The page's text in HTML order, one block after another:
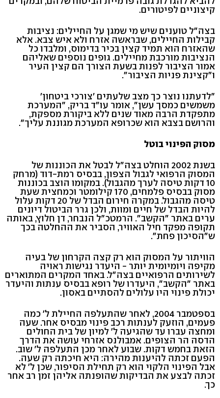
קיצוניים לפיטורים.
בצה"ל טוענים שיש מי שמגן על החיילים: נציבות
קבילות החיילים, שבראשה אזרח ולא איש צבא. אלא
שהאזרח הוא תמיד קצין בכיר בדימוס, ומלבדו כל
הנציבות מורכבת מחיילים. גופים נוספים שאליהם
אמור הציבור לפנות בשעת הצורך הם קצין העיר
ו"קצינת פניות הציבור".
"לדעתנו נוצר כך מצב שלעתים 'צורכי ביטחון'
משמשים כמסך עשן", אומר עו"ד בריק, "המערכת
מתפקדת הרבה מאוד שנים ללא ביקורת מספקת,
והרושם בצבא הוא שכרופא המערכת מגוננת עליך".
מסוק הפינוי בוטל
בשנת 2002 הוחלט בצה"ל לבטל את הכוננות של
המסוק הרפואי לגבול הצפון, בבסיס רמת-דוד (מרחק
10 דקות טיסה לערך מהגבול). במקומו הוצב בכוננות
מסוק בבסיס פלמחים, 170 קילומטר וכמחצית שעת
טיסה מהגבול. במקרה חירום הבדל של 20 דקות עלול
להיות הבדל של חיים ומוות, ולכן גרר הביטול דיונים
ערים באתר "הקשב". הרמטכ"ל הנבחר, דן חלוץ, באותה
תקופה מפקד חיל האוויר, הסביר את ההחלטה בכך
ש"הסיכון פחת".
הוויתור על המסוק הוא רק קצה הקרחון של בעיה
מקיפה ויומיומית יותר - היעדר נגישות ראויה
לשירותים הרפואיים בצה"ל. באחד המקרים המתוארים
באתר "הקשב", היעדרו של רופא בבסיס ענתות והיעדר
יכולת פינוי היו עלולים להסתיים באסון.
בספטמבר 2004, לאחר שהתעלפה החיילת ל' כמה
פעמים, הוזעק לענתות רכב פינוי מבסיס אחר. שעה
ומחצה עברו עד שהגיעה ל' למיון של בית החולים
הדסה הר הצופים. אמבולנס אזרחי עושה את הדרך
הזאת בחמש דקות. שבוע לאחר מכן התעלפה ל' שוב.
הפעם זכתה להיענות מהירה: היא חיכתה רק שעה.
אבל הפינוי הלקוי הוא רק תחילת הסיפור, שכן ל' לא
זכתה לבצע את הבדיקות שהופנתה אליהן זמן רב אחר
כך.